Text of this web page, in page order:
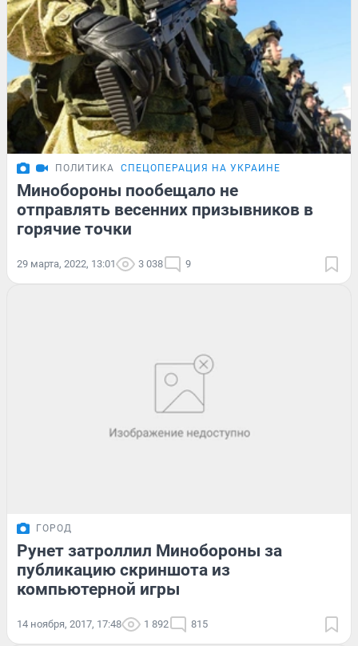
ПОЛИТИКА СПЕЦОПЕРАЦИЯ НА УКРАИНЕ
Минобороны пообещало не
отправлять весенних призывников в
горячие точки
29 марта, 2022, 13:01 3 038 9
ГОРОД
Рунет затроллил Минобороны за
публикацию скриншота из
компьютерной игры
14 ноября, 2017, 17:48 1 892 815